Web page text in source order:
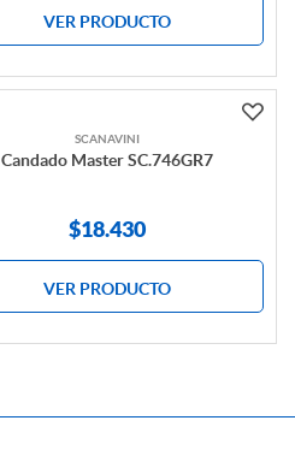
VER PRODUCTO
SCANAVINI
Candado Master SC.746GR7
$18.430
VER PRODUCTO